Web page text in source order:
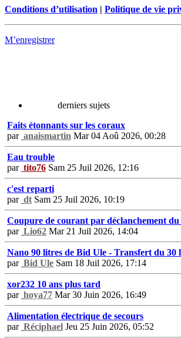
Conditions d’utilisation | Politique de vie
M’enregistrer
derniers sujets
Faits étonnants sur les coraux
par anaismartin Mar 04 Aoû 2026, 00:28
Eau trouble
par tito76 Sam 25 Juil 2026, 12:16
c'est reparti
par dt Sam 25 Juil 2026, 10:19
Coupure de courant par déclanchement
par Lio62 Mar 21 Juil 2026, 14:04
Nano 90 litres de Bid Ule - Transfert du 30
par Bid Ule Sam 18 Juil 2026, 17:14
xor232 10 ans plus tard
par hoya77 Mar 30 Juin 2026, 16:49
Alimentation électrique de secours
par Réciphael Jeu 25 Juin 2026, 05:52